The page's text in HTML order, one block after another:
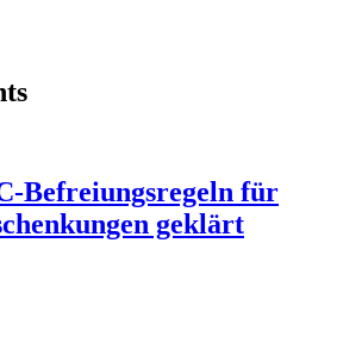
Befreiungsregeln für
geklärt